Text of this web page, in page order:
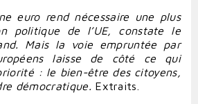
euro rend nécessaire une plus
politique de l’UE, constate le
Mais la voie empruntée par
laisse de côté ce qui
: le bien-être des citoyens,
démocratique. Extraits.